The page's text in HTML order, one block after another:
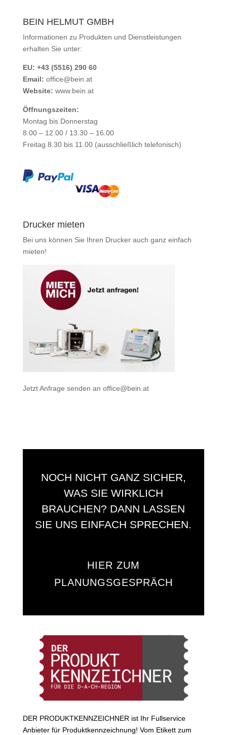
BEIN HELMUT GMBH
Informationen zu Produkten und Dienstleistungen
erhalten Sie unter:
EU: +43 (5516) 290 60
Email: office@bein.at
Website: www.bein.at
Öffnungszeiten:
Montag bis Donnerstag
8.00 – 12.00 / 13.30 – 16.00
Freitag 8.30 bis 11.00 (ausschließlich telefonisch)
Drucker mieten
Bei uns können Sie Ihren Drucker auch ganz einfach
mieten!
Jetzt Anfrage senden an office@bein.at
NOCH NICHT GANZ SICHER,
WAS SIE WIRKLICH
BRAUCHEN? DANN LASSEN
SIE UNS EINFACH SPRECHEN.
HIER ZUM
PLANUNGSGESPRÄCH
DER PRODUKTKENNZEICHNER ist Ihr Fullservice
Anbieter für Produktkennzeichnung! Vom Etikett zum